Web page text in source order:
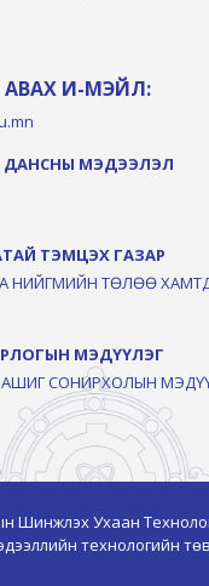
И-МЭЙЛ:
МЭДЭЭЛЭЛ
ТЭМЦЭХ ГАЗАР
НИЙГМИЙН ТӨЛӨӨ
ОРЛОГЫН МЭДҮҮЛЭГ
СОНИРХОЛЫН
Шинжлэх Ухаан
технологийн төв